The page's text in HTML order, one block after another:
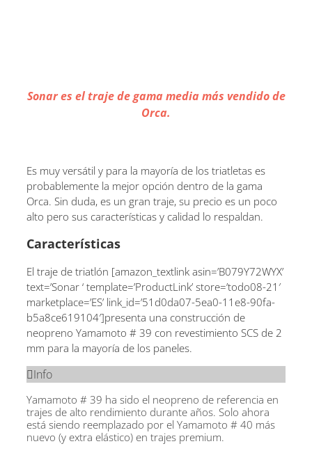
Sonar es el traje de gama media más vendido de
Orca.
Es muy versátil y para la mayoría de los triatletas es
probablemente la mejor opción dentro de la gama
Orca. Sin duda, es un gran traje, su precio es un poco
alto pero sus características y calidad lo respaldan.
Características
El traje de triatlón [amazon_textlink asin=’B079Y72WYX’
text=’Sonar ‘ template=’ProductLink’ store=’todo08-21′
marketplace=’ES’ link_id=’51d0da07-5ea0-11e8-90fa-
b5a8ce619104′]presenta una construcción de
neopreno Yamamoto # 39 con revestimiento SCS de 2
mm para la mayoría de los paneles.
Info
Yamamoto # 39 ha sido el neopreno de referencia en
trajes de alto rendimiento durante años. Solo ahora
está siendo reemplazado por el Yamamoto # 40 más
nuevo (y extra elástico) en trajes premium.